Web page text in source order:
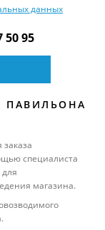
данных
50 95
ПАВИЛЬОНА
специалиста
магазина.